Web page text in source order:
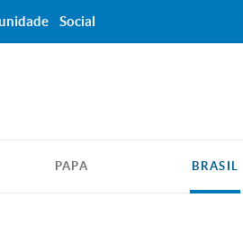
PAPA BRASIL
Social